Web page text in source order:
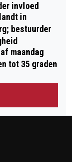
invloed
in
bestuurder
maandag
tot 35 graden